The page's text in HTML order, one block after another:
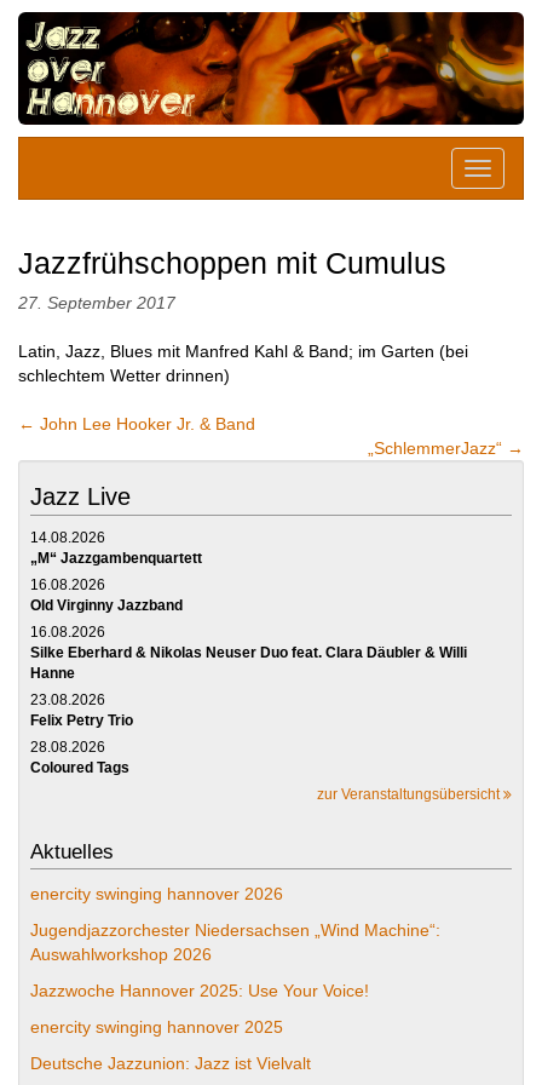
Jazzfrühschoppen mit Cumulus
27. September 2017
Latin, Jazz, Blues mit Manfred Kahl & Band; im Garten (bei
schlechtem Wetter drinnen)
← John Lee Hooker Jr. & Band
„SchlemmerJazz“ →
Jazz Live
14.08.2026
„M“ Jazzgambenquartett
16.08.2026
Old Virginny Jazzband
16.08.2026
Silke Eberhard & Nikolas Neuser Duo feat. Clara Däubler & Willi
Hanne
23.08.2026
Felix Petry Trio
28.08.2026
Coloured Tags
zur Veranstaltungsübersicht
Aktuelles
enercity swinging hannover 2026
Jugendjazzorchester Niedersachsen „Wind Machine“:
Auswahlworkshop 2026
Jazzwoche Hannover 2025: Use Your Voice!
enercity swinging hannover 2025
Deutsche Jazzunion: Jazz ist Vielvalt